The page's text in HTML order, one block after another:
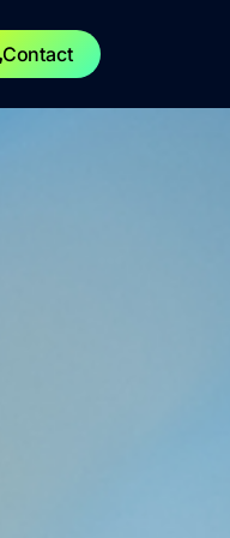
Contact